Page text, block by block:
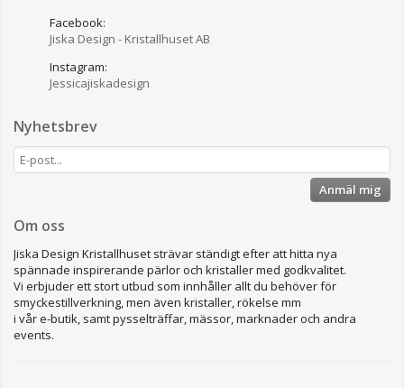
Facebook:
Jiska Design - Kristallhuset AB
Instagram:
Jessicajiskadesign
Nyhetsbrev
Anmäl mig
Om oss
Jiska Design Kristallhuset strävar ständigt efter att hitta nya
spännade inspirerande pärlor och kristaller med godkvalitet.
Vi erbjuder ett stort utbud som innhåller allt du behöver för
smyckestillverkning, men även kristaller, rökelse mm
i vår e-butik, samt pysselträffar, mässor, marknader och andra
events.